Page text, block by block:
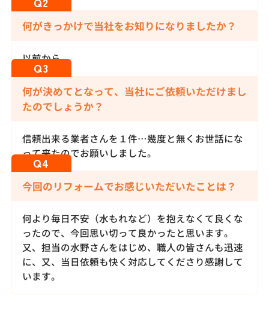
何がきっかけで当社をお知りになりましたか？
以前から。
何が決めてとなって、当社にご依頼いただけまし
たのでしょうか？
信頼出来る業者さんを１件…幾度と無くお世話にな
って来たのでお願いしました。
今回のリフォームでお感じいただいたことは？
何より毎日不安（水もれなど）を抱えなくて良くな
ったので、今回思い切って良かったと思います。
又、担当の水野さんをはじめ、職人の皆さんも迅速
に、又、当日依頼も快く対応してくださり感謝して
います。